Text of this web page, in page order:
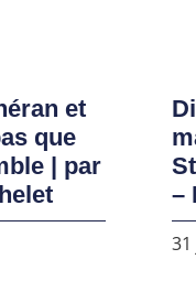
et
que
| par
–